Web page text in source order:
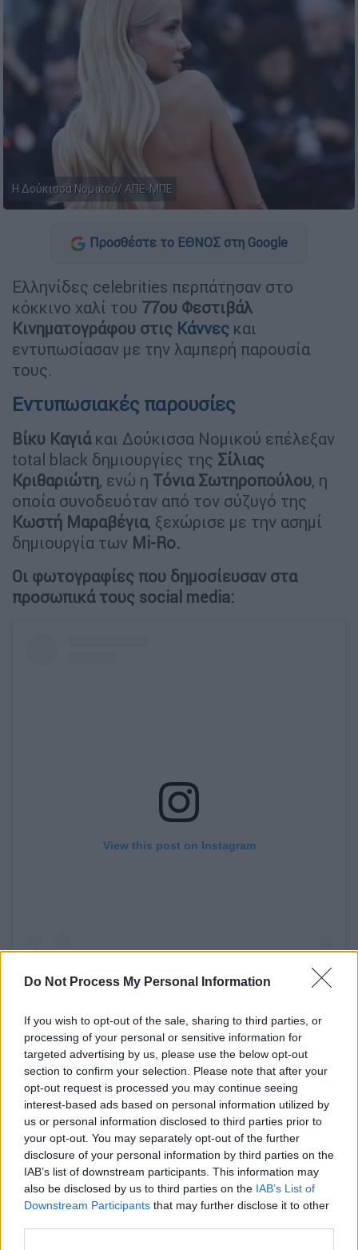
Do Not Process My Personal Information
If you wish to opt-out of the sale, sharing to third parties, or
processing of your personal or sensitive information for
targeted advertising by us, please use the below opt-out
section to confirm your selection. Please note that after your
opt-out request is processed you may continue seeing
interest-based ads based on personal information utilized by
us or personal information disclosed to third parties prior to
your opt-out. You may separately opt-out of the further
disclosure of your personal information by third parties on the
IAB’s list of downstream participants. This information may
also be disclosed by us to third parties on the IAB’s List of
Downstream Participants that may further disclose it to other
Η Δούκισσα Νομικού/ ΑΠΕ-ΜΠΕ
Προσθέστε το ΕΘΝΟΣ στη Google
Ελληνίδες celebrities περπάτησαν στο
κόκκινο χαλί του 77ου Φεστιβάλ
Κινηματογράφου στις Κάννες και
εντυπωσίασαν με την λαμπερή παρουσία
τους.
Εντυπωσιακές παρουσίες
Βίκυ Καγιάκαι Δούκισσα Νομικού επέλεξαν
total black δημιουργίες της Σίλιας
Κριθαριώτη, ενώ η Τόνια Σωτηροπούλου, η
οποία συνοδευόταν από τον σύζυγό της
Κωστή Μαραβέγια, ξεχώρισε με την ασημί
δημιουργία των Mi-Ro.
Οι φωτογραφίες που δημοσίευσαν στα
προσωπικά τους social media:
View this post on Instagram